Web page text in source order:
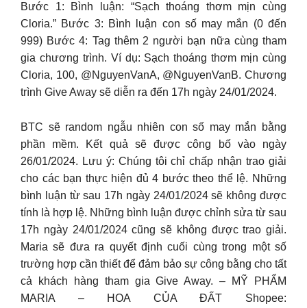
Bước 1: Bình luận: “Sạch thoáng thơm mịn cùng
Cloria.” Bước 3: Bình luận con số may mắn (0 đến
999) Bước 4: Tag thêm 2 người bạn nữa cùng tham
gia chương trình. Ví dụ: Sạch thoáng thơm mịn cùng
Cloria, 100, @NguyenVanA, @NguyenVanB. Chương
trình Give Away sẽ diễn ra đến 17h ngày 24/01/2024.
BTC sẽ random ngẫu nhiên con số may mắn bằng
phần mềm. Kết quả sẽ được công bố vào ngày
26/01/2024. Lưu ý: Chúng tôi chỉ chấp nhận trao giải
cho các bạn thực hiện đủ 4 bước theo thể lệ. Những
bình luận từ sau 17h ngày 24/01/2024 sẽ không được
tính là hợp lệ. Những bình luận được chỉnh sửa từ sau
17h ngày 24/01/2024 cũng sẽ không được trao giải.
Maria sẽ đưa ra quyết định cuối cùng trong một số
trường hợp cần thiết để đảm bảo sự công bằng cho tất
cả khách hàng tham gia Give Away. – MỸ PHẨM
MARIA – HOA CỦA ĐẤT Shopee: